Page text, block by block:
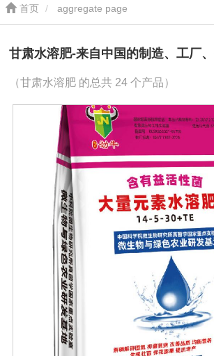
首页 aggregate page
甘肃水溶肥-来自中国的制造、工厂
（甘肃水溶肥 的总共 24 个产品）